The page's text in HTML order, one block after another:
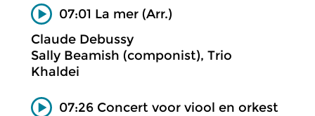
07:01 La mer (Arr.)
Claude Debussy
Sally Beamish (componist), Trio
Khaldei
07:26 Concert voor viool en orkest